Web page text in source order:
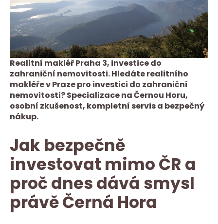
Realitní makléř Praha 3, investice do
zahraniční nemovitosti. Hledáte realitního
makléře v Praze pro investici do zahraniční
nemovitosti? Specializace na Černou Horu,
osobní zkušenost, kompletní servis a bezpečný
nákup.
Jak bezpečně
investovat mimo ČR a
proč dnes dává smysl
právě Černá Hora